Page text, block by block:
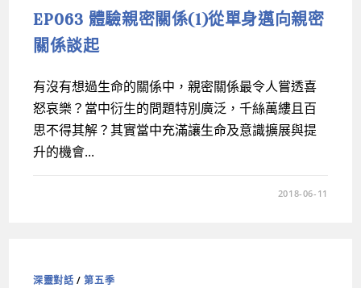
EP063 體驗親密關係(1)從單身邁向親密
關係談起
有沒有想過生命的關係中，親密關係最令人嘗透喜
怒哀樂？當中衍生的問題特別廣泛，千絲萬縷且百
思不得其解？其實當中充滿讓生命及意識擴展與提
升的機會...
2018-06-11
深靈對話 /第五季